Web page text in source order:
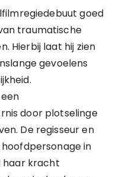
goed
traumatische
Hierbij laat hij zien
gevoelens
door plotselinge
De regisseur en
in
haar kracht